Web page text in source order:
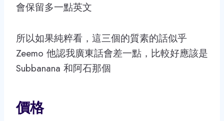
會保留多一點英文
所以如果純粹看，這三個的質素的話似乎
Zeemo 他認我廣東話會差一點，比較好應該是
Subbanana 和阿石那個
價格